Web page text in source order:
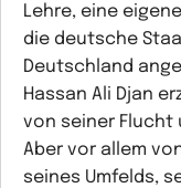
Lehre, eine
die deutsche
Deutschland
Hassan Ali Djan
von seiner Flucht
Aber vor allem
seines Umfelds,